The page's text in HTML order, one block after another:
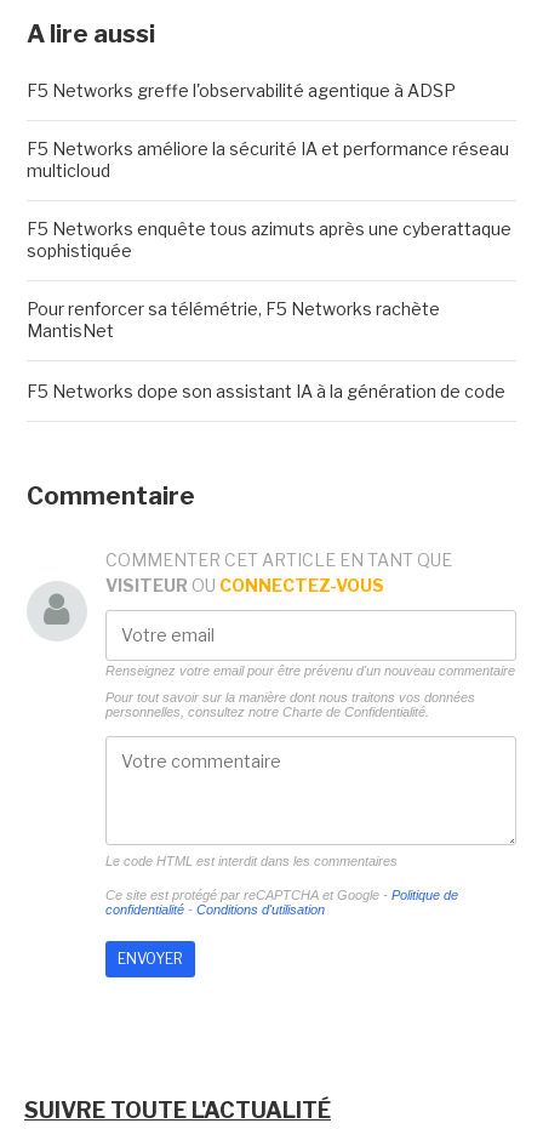
A lire aussi
F5 Networks greffe l'observabilité agentique à ADSP
F5 Networks améliore la sécurité IA et performance réseau
multicloud
F5 Networks enquête tous azimuts après une cyberattaque
sophistiquée
Pour renforcer sa télémétrie, F5 Networks rachète
MantisNet
F5 Networks dope son assistant IA à la génération de code
Commentaire
COMMENTER CET ARTICLE EN TANT QUE
VISITEUR OU CONNECTEZ-VOUS
Renseignez votre email pour être prévenu d'un nouveau commentaire
Pour tout savoir sur la manière dont nous traitons vos données
personnelles, consultez notre Charte de Confidentialité.
Le code HTML est interdit dans les commentaires
Ce site est protégé par reCAPTCHA et Google - Politique de
confidentialité- Conditions d'utilisation
SUIVRE TOUTE L'ACTUALITÉ